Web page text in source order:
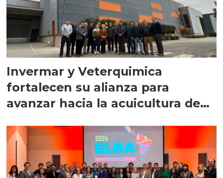
Invermar y Veterquimica
fortalecen su alianza para
avanzar hacia la acuicultura de